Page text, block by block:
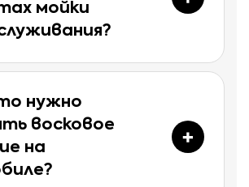
мойки
нужно
восковое
на